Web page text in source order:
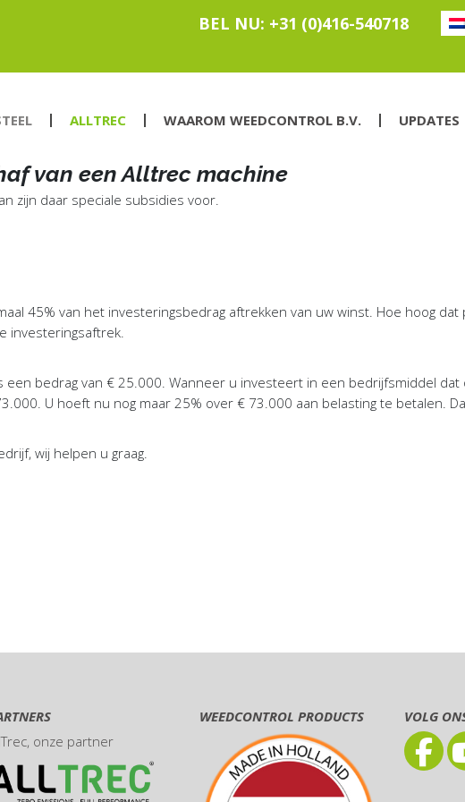
BEL NU: +31 (0)416-540718
ALLTREC WAAROM WEEDCONTROL B.V. UPDATES
van een Alltrec machine
zijn daar speciale subsidies voor.
45% van het investeringsbedrag aftrekken van uw winst. Hoe hoog dat
investeringsaftrek.
bedrag van € 25.000. Wanneer u investeert in een bedrijfsmiddel
U hoeft nu nog maar 25% over € 73.000 aan belasting te betalen.
wij helpen u graag.
, onze partner
WEEDCONTROL PRODUCTS VOLG